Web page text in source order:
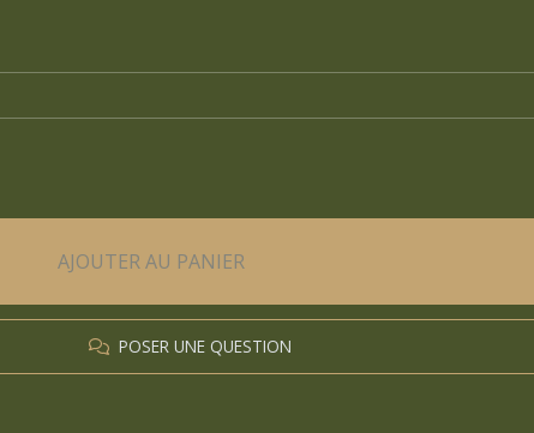
AJOUTER AU PANIER
POSER UNE QUESTION